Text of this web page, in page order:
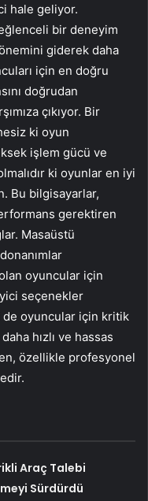
hale geliyor.
bir deneyim
giderek daha
için en doğru
doğrudan
çıkıyor. Bir
ki oyun
işlem gücü ve
ki oyunlar en iyi
Bu bilgisayarlar,
gerektiren
Masaüstü
oyuncular için
seçenekler
de oyuncular için kritik
hızlı ve hassas
özellikle profesyonel
Araç Talebi
Sürdürdü